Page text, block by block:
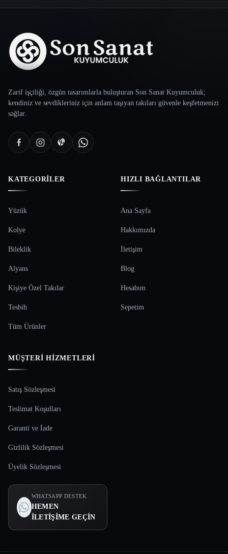
Zarif işçiliği, özgün tasarımlarla buluşturan Son Sanat Kuyumculuk;
kendiniz ve sevdikleriniz için anlam taşıyan takıları güvenle keşfetmenizi
sağlar.
KATEGORILER
Yüzük
Kolye
Bileklik
Alyans
Kişiye Özel Takılar
Tesbih
Tüm Ürünler
HIZLI BAĞLANTILAR
Ana Sayfa
Hakkımızda
İletişim
Blog
Hesabım
Sepetim
MÜŞTERI HIZMETLERI
Satış Sözleşmesi
Teslimat Koşulları
Garanti ve İade
Gizlilik Sözleşmesi
Üyelik Sözleşmesi
WHATSAPP DESTEK
HEMEN
İLETIŞIME GEÇIN